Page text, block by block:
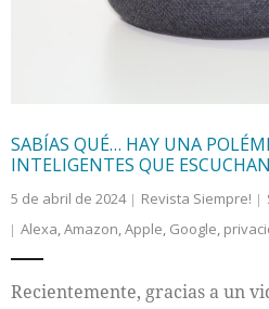
SABÍAS QUÉ… HAY UNA
INTELIGENTES QUE
5 de abril de 2024 Revista Siempre!
Alexa,Amazon,Apple, Google,
Recientemente, gracias a un